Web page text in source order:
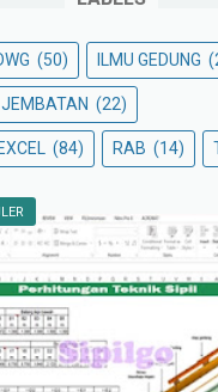
(50) ILMU GEDUNG
JEMBATAN (22)
(84) RAB (14)